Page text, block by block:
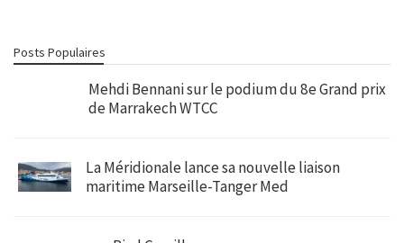
Posts Populaires
Mehdi Bennani sur le podium du 8e Grand prix
de Marrakech WTCC
La Méridionale lance sa nouvelle liaison
maritime Marseille-Tanger Med